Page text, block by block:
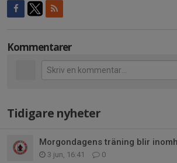
Kommentarer
Tidigare nyheter
Morgondagens träning blir
3 jun, 16:41 0